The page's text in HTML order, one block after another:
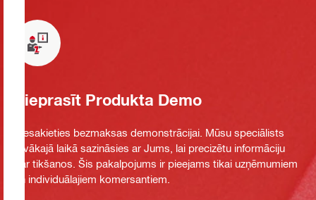
Pieprasīt Produkta Demo
Piesakieties bezmaksas demonstrācijai. Mūsu speciālists
tuvākajā laikā sazināsies ar Jums, lai precizētu informāciju
par tikšanos. Šis pakalpojums ir pieejams tikai uzņēmumiem
un individuālajiem komersantiem.